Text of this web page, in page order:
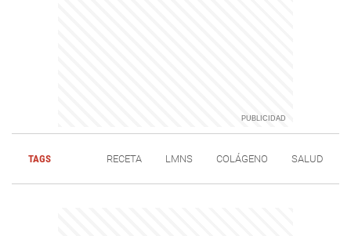
TAGS RECETA LMNS COLÁGENO SALUD